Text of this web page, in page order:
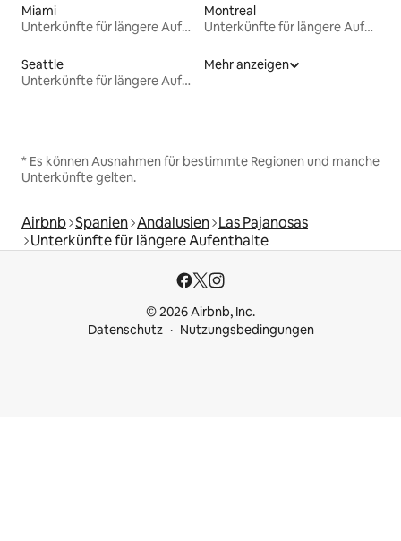
Miami
Unterkünfte für längere Aufenthalte
Montreal
Unterkünfte für längere Aufenthalte
Seattle
Unterkünfte für längere Aufenthalte
Mehr anzeigen
* Es können Ausnahmen für bestimmte Regionen und manche
Unterkünfte gelten.
Airbnb Spanien Andalusien Las Pajanosas
Unterkünfte für längere Aufenthalte
© 2026 Airbnb, Inc.
Datenschutz
Nutzungsbedingungen